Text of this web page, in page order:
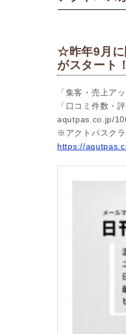
☆昨年9月に
がスタート！
「集客・売上ア
「口コミ件数・
aqutpas.co.jp/
※アクトパスクラ
https://